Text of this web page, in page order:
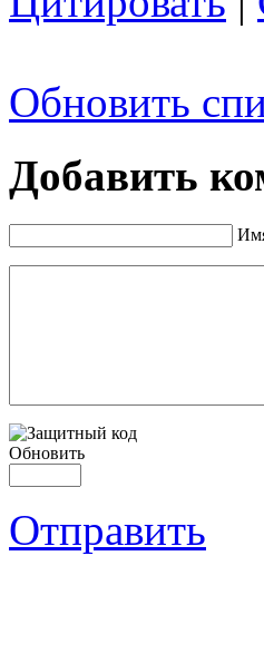
Обновить
Добавить
Обновить
Отправить